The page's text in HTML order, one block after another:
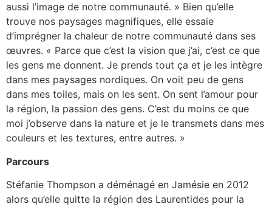
aussi l’image de notre communauté. » Bien qu’elle
trouve nos paysages magnifiques, elle essaie
d’imprégner la chaleur de notre communauté dans ses
œuvres. « Parce que c’est la vision que j’ai, c’est ce que
les gens me donnent. Je prends tout ça et je les intègre
dans mes paysages nordiques. On voit peu de gens
dans mes toiles, mais on les sent. On sent l’amour pour
la région, la passion des gens. C’est du moins ce que
moi j’observe dans la nature et je le transmets dans mes
couleurs et les textures, entre autres. »
Parcours
Stéfanie Thompson a déménagé en Jamésie en 2012
alors qu’elle quitte la région des Laurentides pour la